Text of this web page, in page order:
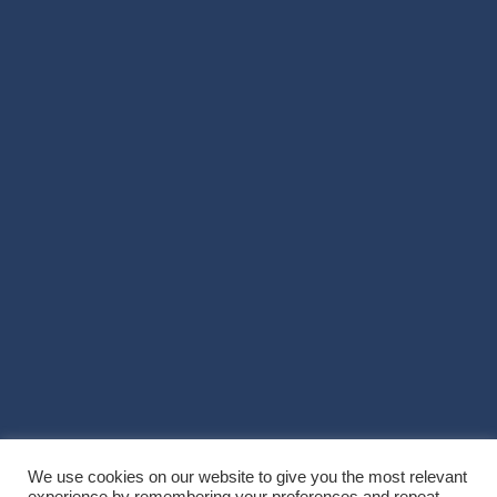
We use cookies on our website to give you the most relevant